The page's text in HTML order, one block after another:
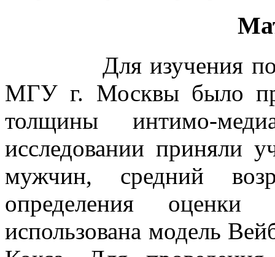
Для изучения
МГУ г. Москвы было
толщины интимо-
исследовании приняли
мужчин, средний
определения
использована модель